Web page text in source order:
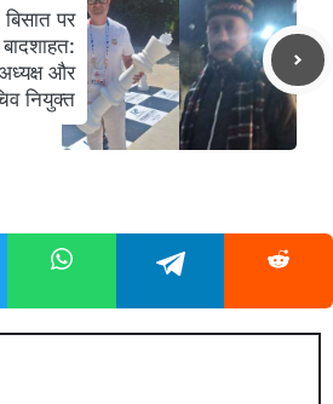
पर
और
नियुक्त